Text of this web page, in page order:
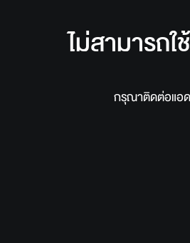
ไม่สามารถใ
กรุณาติดต่อแอ